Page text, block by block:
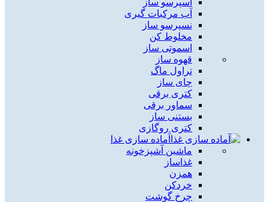
اسپرسو ساز
آب مرکبات گیری
نسپرسو ساز
مخلوط کن
اسموتی ساز
قهوه ساز
تراول ماگ
چای ساز
کتری برقی
سماور برقی
بستنی ساز
کتری روگازی
آماده سازی غذا
ماشین آشپزخونه
غذاساز
همزن
خردکن
چرخ گوشت